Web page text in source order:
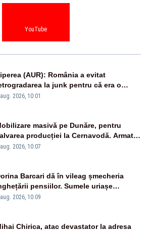
YouTube
(AUR): România a evitat
la junk pentru că era o
pentru bănci și fondurile de
2026, 10:01
masivă pe Dunăre, pentru
producției la Cernavodă. Armata
detona o stâncă și va devia apa
2026, 10:07
Barcari dă în vileag șmecheria
pensiilor. Sumele uriașe
de fiecare român
2026, 10:09
Chirica, atac devastator la adresa